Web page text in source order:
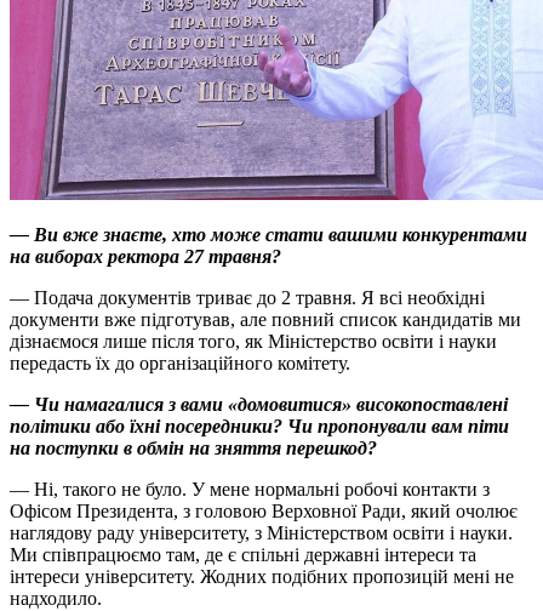
— Ви вже знаєте, хто може стати вашими конкурентами
на виборах ректора 27 травня?
— Подача документів триває до 2 травня. Я всі необхідні
документи вже підготував, але повний список кандидатів ми
дізнаємося лише після того, як Міністерство освіти і науки
передасть їх до організаційного комітету.
— Чи намагалися з вами «домовитися» високопоставлені
політики або їхні посередники? Чи пропонували вам піти
на поступки в обмін на зняття перешкод?
— Ні, такого не було. У мене нормальні робочі контакти з
Офісом Президента, з головою Верховної Ради, який очолює
наглядову раду університету, з Міністерством освіти і науки.
Ми співпрацюємо там, де є спільні державні інтереси та
інтереси університету. Жодних подібних пропозицій мені не
надходило.